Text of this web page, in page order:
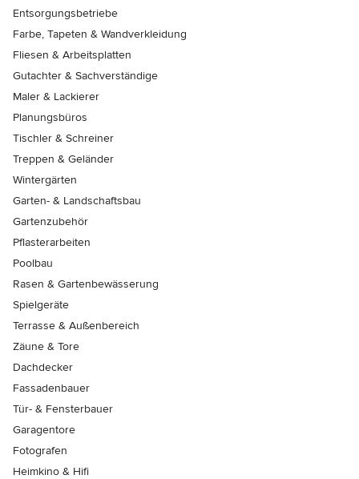
Entsorgungsbetriebe
Farbe, Tapeten & Wandverkleidung
Fliesen & Arbeitsplatten
Gutachter & Sachverständige
Maler & Lackierer
Planungsbüros
Tischler & Schreiner
Treppen & Geländer
Wintergärten
Garten- & Landschaftsbau
Gartenzubehör
Pflasterarbeiten
Poolbau
Rasen & Gartenbewässerung
Spielgeräte
Terrasse & Außenbereich
Zäune & Tore
Dachdecker
Fassadenbauer
Tür- & Fensterbauer
Garagentore
Fotografen
Heimkino & Hifi